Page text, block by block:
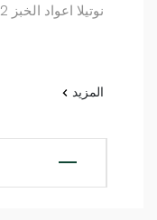
نوتيلا اعواد الخبز 52 غرام
المزيد